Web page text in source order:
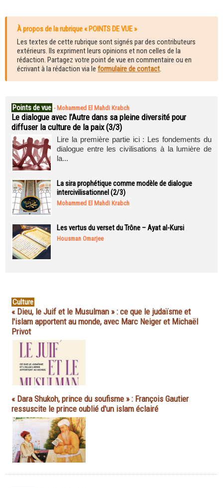
À propos de la rubrique « POINTS DE VUE »
Les textes de cette rubrique sont signés par des contributeurs
extérieurs. Ils expriment leurs opinions et non celles de la
rédaction. Partagez votre point de vue en commentaire ou en
écrivant à la rédaction via le formulaire de contact.
Points de vue - Mohammed El Mahdi Krabch
Le dialogue avec l’Autre dans sa pleine diversité pour
diffuser la culture de la paix (3/3)
Lire la première partie ici : Les fondements du
dialogue entre les civilisations à la lumière de
la...
La sira prophétique comme modèle de dialogue
intercivilisationnel (2/3)
Mohammed El Mahdi Krabch
Les vertus du verset du Trône – Ayat al-Kursi
Housman Omarjee
Culture
« Dieu, le Juif et le Musulman » : ce que le judaïsme et
l'islam apportent au monde, avec Marc Neiger et Michaël
Privot
« Dara Shukoh, prince du soufisme » : François Gautier
ressuscite le prince oublié d'un islam éclairé